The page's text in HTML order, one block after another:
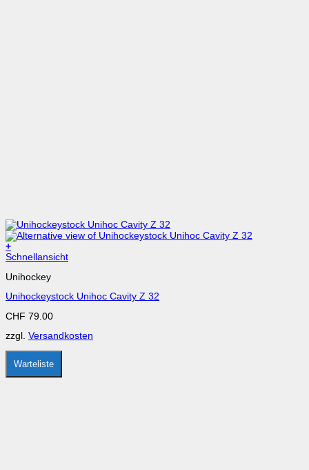
+
Dieses
weist
Varianten
Die
können
auf
der
Produktseite
gewählt
Schnellansicht
Unihockey
Unihockeystock Unihoc Cavity Z 32
CHF 79.00
zzgl. Versandkosten
Warteliste